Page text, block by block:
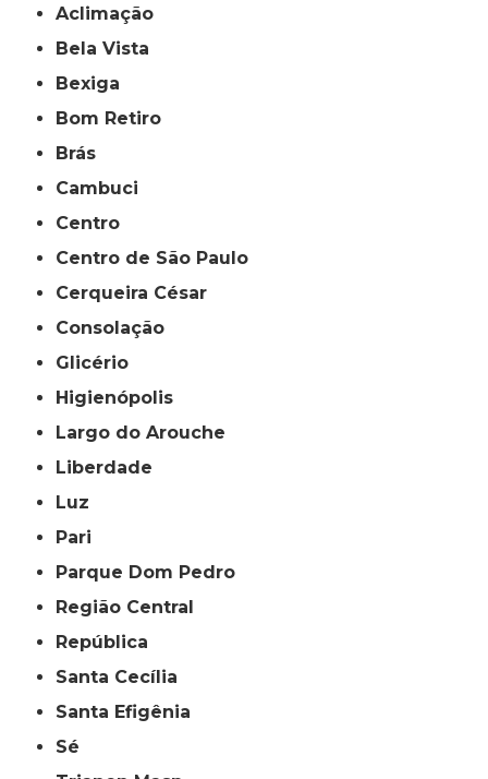
Aclimação
Bela Vista
Bexiga
Bom Retiro
Brás
Cambuci
Centro
Centro de São Paulo
Cerqueira César
Consolação
Glicério
Higienópolis
Largo do Arouche
Liberdade
Luz
Pari
Parque Dom Pedro
Região Central
República
Santa Cecília
Santa Efigênia
Sé